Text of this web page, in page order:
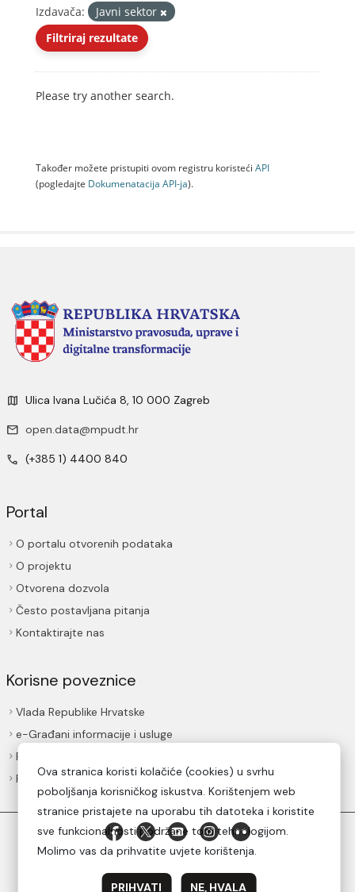
Izdavača:
Javni sektor
Filtriraj rezultate
Please try another search.
Također možete pristupiti ovom registru koristeći API
(pogledajte Dokumenаtаcijа API-jа).